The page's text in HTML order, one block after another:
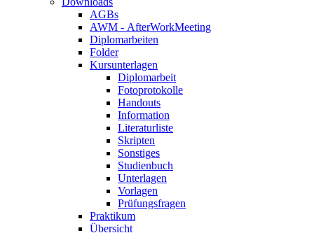
AGBs
AWM - AfterWorkMeeting
Diplomarbeiten
Folder
Kursunterlagen
Diplomarbeit
Fotoprotokolle
Handouts
Information
Literaturliste
Skripten
Sonstiges
Studienbuch
Unterlagen
Vorlagen
Prüfungsfragen
Praktikum
Übersicht